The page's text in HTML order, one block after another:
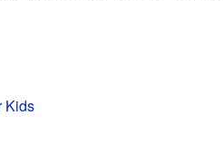
Kids